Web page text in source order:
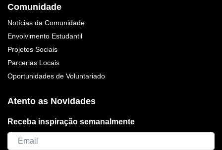
Comunidade
Notícias da Comunidade
Envolvimento Estudantil
Projetos Sociais
Parcerias Locais
Oportunidades de Voluntariado
Atento as Novidades
Receba inspiração semanalmente